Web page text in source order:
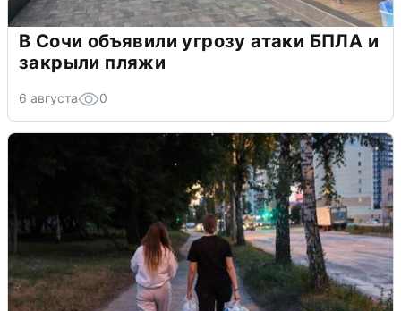
В Сочи объявили угрозу атаки БПЛА и
закрыли пляжи
6 августа 0